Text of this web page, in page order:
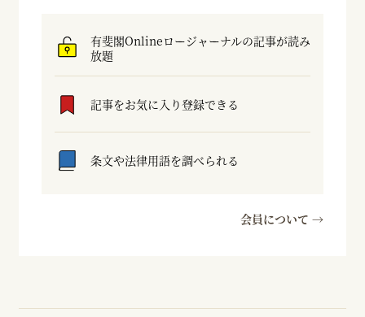
有斐閣Onlineロージャーナルの記事が読み
放題
記事をお気に入り登録できる
条文や法律用語を調べられる
会員について →